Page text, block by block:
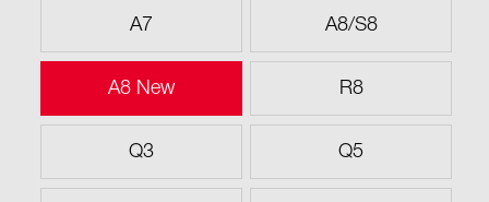
A7 A8/S8
A8 New R8
Q3 Q5